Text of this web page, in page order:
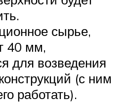
сырье,
40 мм,
для возведения
(с ним
работать).